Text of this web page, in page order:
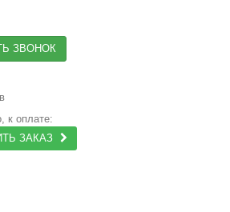
ЗВОНОК
к оплате:
ЗАКАЗ